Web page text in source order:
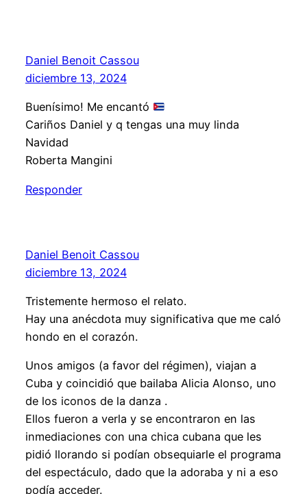
Daniel Benoit Cassou
diciembre 13, 2024
Buenísimo! Me encantó
Cariños Daniel y q tengas una muy linda
Navidad
Roberta Mangini
Responder
Daniel Benoit Cassou
diciembre 13, 2024
Tristemente hermoso el relato.
Hay una anécdota muy significativa que me caló
hondo en el corazón.
Unos amigos (a favor del régimen), viajan a
Cuba y coincidió que bailaba Alicia Alonso, uno
de los iconos de la danza .
Ellos fueron a verla y se encontraron en las
inmediaciones con una chica cubana que les
pidió llorando si podían obsequiarle el programa
del espectáculo, dado que la adoraba y ni a eso
podía acceder.